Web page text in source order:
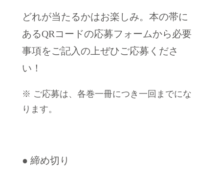
どれが当たるかはお楽しみ。本の帯に
あるQRコードの応募フォームから必要
事項をご記入の上ぜひご応募くださ
い！
※ ご応募は、各巻一冊につき一回までにな
ります。
● 締め切り